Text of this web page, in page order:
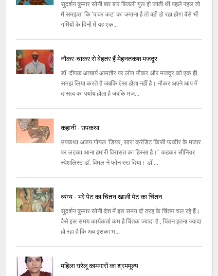
सुदर्शन कुमार सोनी बार बार बिजली गुल हो जाती थी पहले पहल तो
मैं समझता कि 'पावर कट' का जमाना है तो वही हो रहा होगा वैसे भी
गर्मियों के दिनों में यह एक...
नौकर-चाकर से बेहतर हैं मेहनतकश मजदूर
डॉ दीपक आचार्य आमतौर पर लोग नौकर और मजदूर को एक ही
समझ लिया करते हैं जबकि ऎसा होता नहीं है। नौकर अपने आप में
दासत्व का पर्याय होता है जबकि मज...
कहानी - उपकथा
उपकथा अजय गोयल 'डियर, सारा क्रेडिट किसी फकीर के मजार
पर लटका आना हमारी विरासत का हिस्सा है।'' कहकर सीनियर
स्पेशलिस्ट डॉ. विमल ने फोन रख दिया। डॉ ...
व्यंग्य - भरे पेट का चिंतन खाली पेट का चिंतन
सुदर्शन कुमार सोनी देश में इस समय दो तरह के चिंतन चल रहे हैं।
वैसे इस समय कार्यकर्ता कम है चिंतक ज्यादा है , चिंतन इतना ज्यादा
हो रहा है कि अब इसका भ...
महिला घरेलू कामगारों का श्रममूल्य